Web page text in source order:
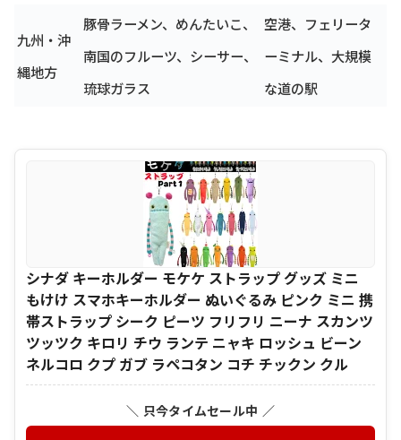
九州・沖
縄地方
豚骨ラーメン、めんたいこ、
南国のフルーツ、シーサー、
琉球ガラス
空港、フェリータ
ーミナル、大規模
な道の駅
シナダ キーホルダー モケケ ストラップ グッズ ミニ
もけけ スマホキーホルダー ぬいぐるみ ピンク ミニ 携
帯ストラップ シーク ピーツ フリフリ ニーナ スカンツ
ツッツク キロリ チウ ランテ ニャキ ロッシュ ビーン
ネルコロ クプ ガブ ラペコタン コチ チックン クル
＼ 只今タイムセール中 ／